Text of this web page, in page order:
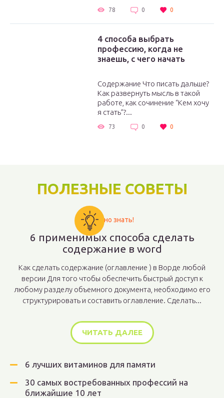
78 0 0
4 способа выбрать
профессию, когда не
знаешь, с чего начать
Содержание Что писать дальше?
Как развернуть мысль в такой
работе, как сочинение “Кем хочу
я стать”?...
73 0 0
ПОЛЕЗНЫЕ СОВЕТЫ
Важно знать!
6 применимых способа сделать
содержание в word
Как сделать содержание (оглавление ) в Ворде любой
версии Для того чтобы обеспечить быстрый доступ к
любому разделу объемного документа, необходимо его
структурировать и составить оглавление. Сделать...
ЧИТАТЬ ДАЛЕЕ
6 лучших витаминов для памяти
30 самых востребованных профессий на
ближайшие 10 лет